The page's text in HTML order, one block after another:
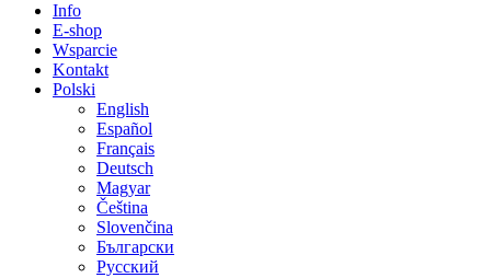
Info
E-shop
Wsparcie
Kontakt
Polski
English
Español
Français
Deutsch
Magyar
Čeština
Slovenčina
Български
Русский